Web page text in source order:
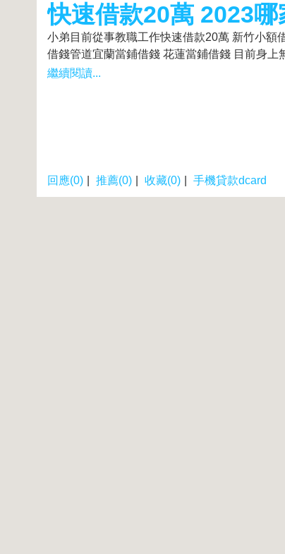
快速借款20萬 2023
小弟目前從事教職工作快速借款20萬 新竹小額
借錢管道宜蘭當鋪借錢 花蓮當鋪借錢 目前身上
繼續閱讀...
回應(0) 推薦(0) 收藏(0) 手機貸款dcard